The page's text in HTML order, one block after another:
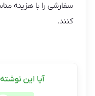
سفارشی را با هزینه
کنند.
آیا این